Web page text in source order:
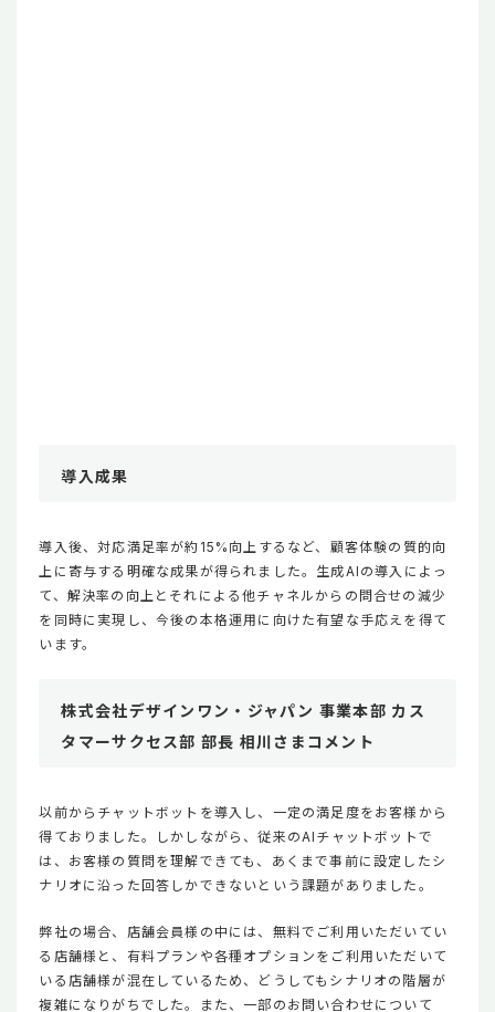
導入成果
導入後、対応満足率が約15%向上するなど、顧客体験の質的向
上に寄与する明確な成果が得られました。生成AIの導入によっ
て、解決率の向上とそれによる他チャネルからの問合せの減少
を同時に実現し、今後の本格運用に向けた有望な手応えを得て
います。
株式会社デザインワン・ジャパン 事業本部 カス
タマーサクセス部 部長 相川さまコメント
以前からチャットボットを導入し、一定の満足度をお客様から
得ておりました。しかしながら、従来のAIチャットボットで
は、お客様の質問を理解できても、あくまで事前に設定したシ
ナリオに沿った回答しかできないという課題がありました。
弊社の場合、店舗会員様の中には、無料でご利用いただいてい
る店舗様と、有料プランや各種オプションをご利用いただいて
いる店舗様が混在しているため、どうしてもシナリオの階層が
複雑になりがちでした。また、一部のお問い合わせについて